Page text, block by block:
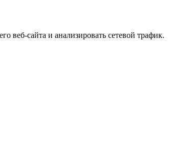
веб-сайта и анализировать сетевой трафик.